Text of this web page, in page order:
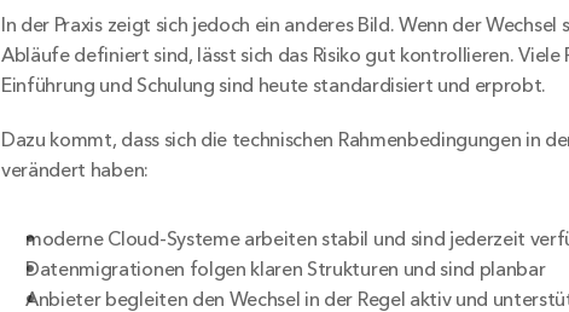
In der Praxis zeigt sich jedoch ein anderes Bild. Wenn der
Abläufe definiert sind, lässt sich das Risiko gut kontrollieren. Viele
Einführung und Schulung sind heute standardisiert und erprobt.
Dazu kommt, dass sich die technischen Rahmenbedingungen in
verändert haben:
moderne Cloud-Systeme arbeiten stabil und sind jederzeit
Datenmigrationen folgen klaren Strukturen und sind planbar
Anbieter begleiten den Wechsel in der Regel aktiv und